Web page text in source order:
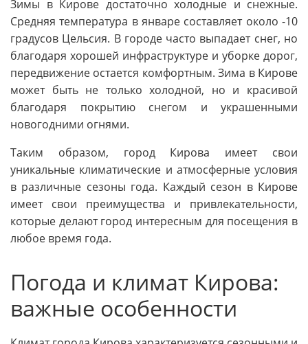
Зимы в Кирове достаточно холодные и снежные.
Средняя температура в январе составляет около -10
градусов Цельсия. В городе часто выпадает снег, но
благодаря хорошей инфраструктуре и уборке дорог,
передвижение остается комфортным. Зима в Кирове
может быть не только холодной, но и красивой
благодаря покрытию снегом и украшенными
новогодними огнями.
Таким образом, город Кирова имеет свои
уникальные климатические и атмосферные условия
в различные сезоны года. Каждый сезон в Кирове
имеет свои преимущества и привлекательности,
которые делают город интересным для посещения в
любое время года.
Погода и климат Кирова:
важные особенности